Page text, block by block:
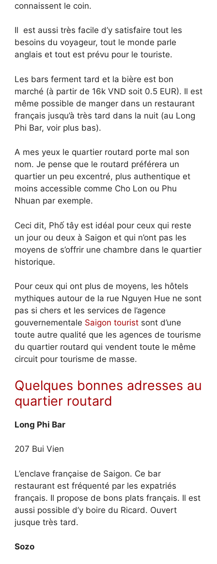
connaissent le coin.
Il est aussi très facile d’y satisfaire tout les
besoins du voyageur, tout le monde parle
anglais et tout est prévu pour le touriste.
Les bars ferment tard et la bière est bon
marché (à partir de 16k VND soit 0.5 EUR). Il est
même possible de manger dans un restaurant
français jusqu’à très tard dans la nuit (au Long
Phi Bar, voir plus bas).
A mes yeux le quartier routard porte mal son
nom. Je pense que le routard préférera un
quartier un peu excentré, plus authentique et
moins accessible comme Cho Lon ou Phu
Nhuan par exemple.
Ceci dit, Phố tây est idéal pour ceux qui reste
un jour ou deux à Saigon et qui n’ont pas les
moyens de s’offrir une chambre dans le quartier
historique.
Pour ceux qui ont plus de moyens, les hôtels
mythiques autour de la rue Nguyen Hue ne sont
pas si chers et les services de l’agence
gouvernementale Saigon tourist sont d’une
toute autre qualité que les agences de tourisme
du quartier routard qui vendent toute le même
circuit pour tourisme de masse.
Quelques bonnes adresses au
quartier routard
Long Phi Bar
207 Bui Vien
L’enclave française de Saigon. Ce bar
restaurant est fréquenté par les expatriés
français. Il propose de bons plats français. Il est
aussi possible d’y boire du Ricard. Ouvert
jusque très tard.
Sozo